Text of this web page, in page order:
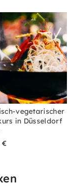
vegetarischer
in Düsseldorf
€